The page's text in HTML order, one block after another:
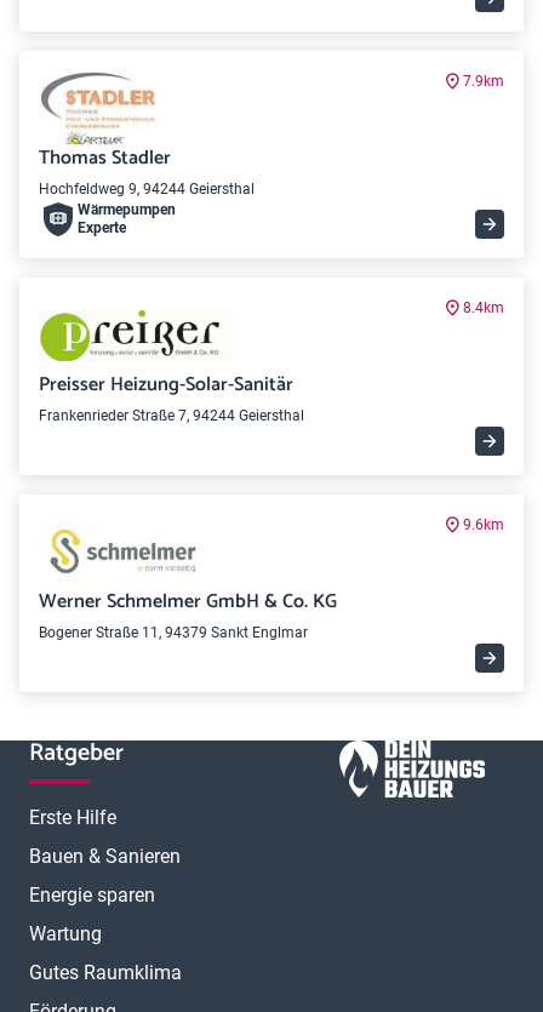
7.9km
Thomas Stadler
Hochfeldweg 9, 94244 Geiersthal
Wärme­pumpen
Experte
8.4km
Preisser Heizung-Solar-Sanitär
Frankenrieder Straße 7, 94244 Geiersthal
9.6km
Werner Schmelmer GmbH & Co. KG
Bogener Straße 11, 94379 Sankt Englmar
Ratgeber
Erste Hilfe
Bauen & Sanieren
Energie sparen
Wartung
Gutes Raumklima